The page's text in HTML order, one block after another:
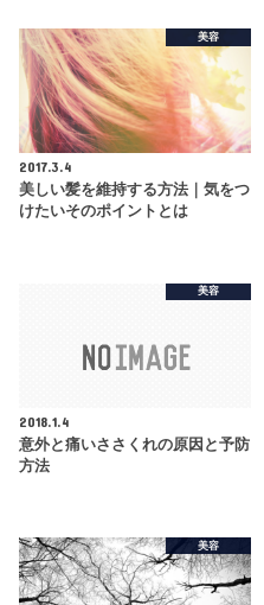
美容
2017.3.4
美しい髪を維持する方法｜気をつ
けたいそのポイントとは
美容
2018.1.4
意外と痛いささくれの原因と予防
方法
美容